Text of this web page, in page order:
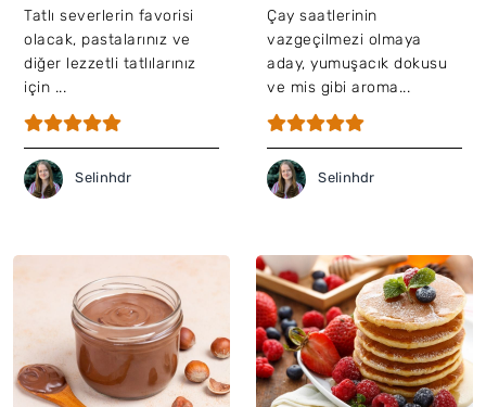
Krem Şanti Tarifi
Tatlı severlerin favorisi
olacak, pastalarınız ve
diğer lezzetli tatlılarınız
için ...
Selinhdr
Çay saatlerinin
vazgeçilmezi olmaya
aday, yumuşacık dokusu
ve mis gibi aroma...
Selinhdr